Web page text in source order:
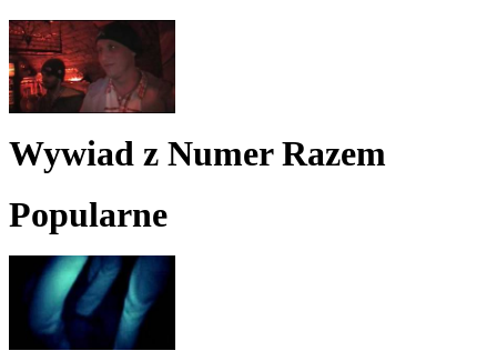
Wywiad z Numer Razem
Popularne